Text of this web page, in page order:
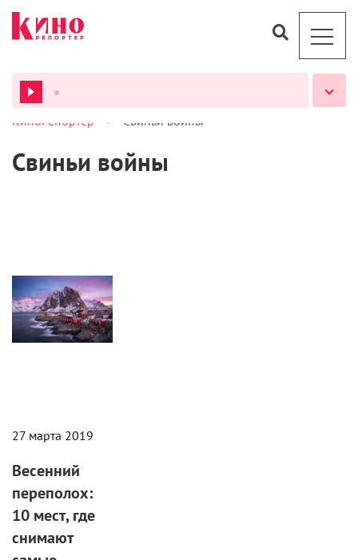
ВСЕ ПОДКАСТЫ
КиноРепортер > Свиньи войны
Свиньи войны
27 марта 2019
Весенний
переполох:
10 мест, где
снимают